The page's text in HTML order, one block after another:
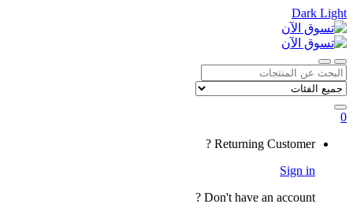
Dark Light
Skip
to
navigation
Skip
to
content
Open
CloseSearch
for:
0
Returning Customer ?
Sign in
Don't have an account ?